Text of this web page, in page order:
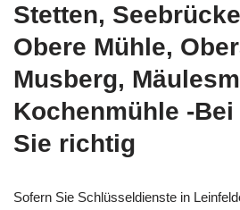
Stetten,
Obere Mühle,
Musberg,
Kochenmühle -
Sie richtig
Sofern Sie Schlüsseldienste in